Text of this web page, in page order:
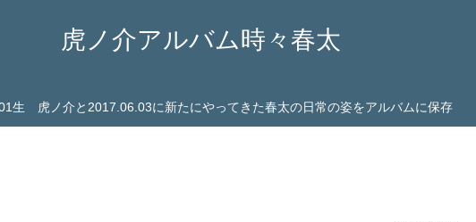
虎ノ介アルバム時々春太
生 虎ノ介と2017.06.03に新たにやってきた春太の日常の姿をアルバムに保存